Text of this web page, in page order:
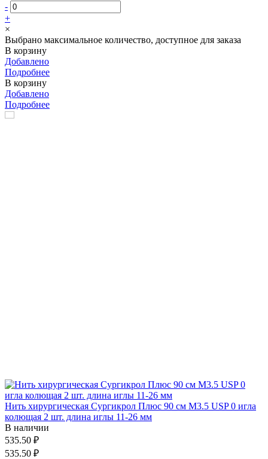
-
+
×
Выбрано максимальное количество, доступное для заказа
В корзину
Добавлено
Подробнее
В корзину
Добавлено
Подробнее
Нить хирургическая Сургикрол Плюс 90 см М3.5 USP 0 игла
колющая 2 шт. длина иглы 11-26 мм
В наличии
535.50 ₽
535.50 ₽